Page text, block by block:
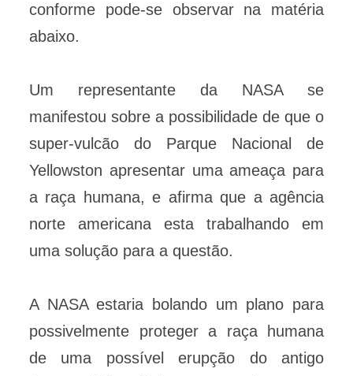
conforme pode-se observar na matéria
abaixo.
Um representante da NASA se
manifestou sobre a possibilidade de que o
super-vulcão do Parque Nacional de
Yellowston apresentar uma ameaça para
a raça humana, e afirma que a agência
norte americana esta trabalhando em
uma solução para a questão.
A NASA estaria bolando um plano para
possivelmente proteger a raça humana
de uma possível erupção do antigo